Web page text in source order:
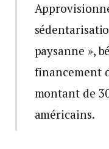
paysanne »,
financement
montant de
américains.